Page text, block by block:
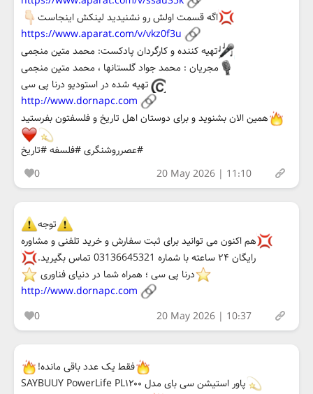
اگه قسمت اولش رو نشنیدید لینکش اینجاست
https://www.aparat.com/v/vkz0f3u
تهیه کننده و کارگردان پادکست: محمد متین منجمی
مجریان : محمد جواد گلستانها ، محمد متین منجمی
تهیه شده در استودیو درنا پی سی
http://www.dornapc.com
همین الان بشنوید و برای دوستان اهل تاریخ و فلسفتون بفرستید
#عصرروشنگری #فلسفه #تاریخ
0
20 May 2026 | 11:10
توجه
هم اکنون می توانید برای ثبت سفارش و خرید تلفنی و مشاوره
رایگان ۲۴ ساعته با شماره 03136645321 تماس بگیرید.
درنا پی سی ؛ همراه شما در دنیای فناوری
http://www.dornapc.com
0
20 May 2026 | 10:37
فقط یک عدد باقی مانده!
پاور استیشن سی بای مدل SAYBUUY PowerLife PL۱۲۰۰